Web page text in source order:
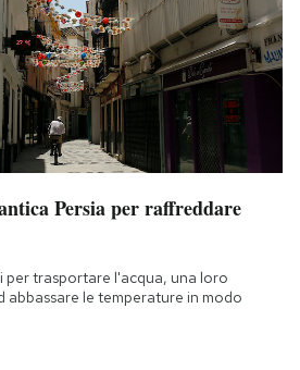
Persia per raffreddare
per trasportare l'acqua, una loro
le temperature in modo